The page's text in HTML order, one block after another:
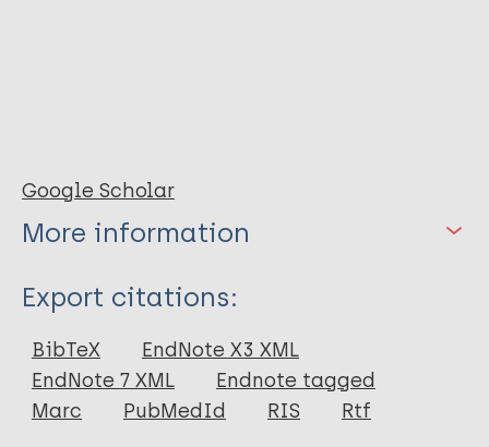
Google Scholar
More information
Type
Book
Export citations:
BibTeX
EndNote X3 XML
EndNote 7 XML
Endnote tagged
Marc
PubMedId RIS Rtf